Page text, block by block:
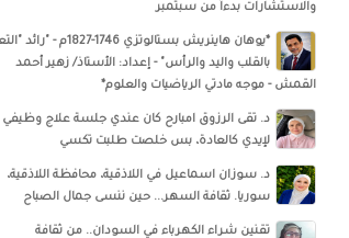
والاستشارات بدءاً من سبتمبر
*يوهان هاينريش بستالوتزي 1746-1827م -
بالقلب واليد والرأس" - إعداد: الأستاذ/ زهير أحمد
القمش - موجه مادتي الرياضيات والعلوم*
د. تقى الرزوق امبارح كان عندي جلسة علاج وظيفي
لإيدي كالعادة، بس خلصت طلبت تكسي
د. سوزان اسماعيل‏ في ‏‏اللاذقية‏، ‏محافظة اللاذقية‏،
‏سوريا‏‏. ثقافة السهر... حين ننسى جمال الصباح
تقنين شراء الكهرباء في السودان.. من ثقافة